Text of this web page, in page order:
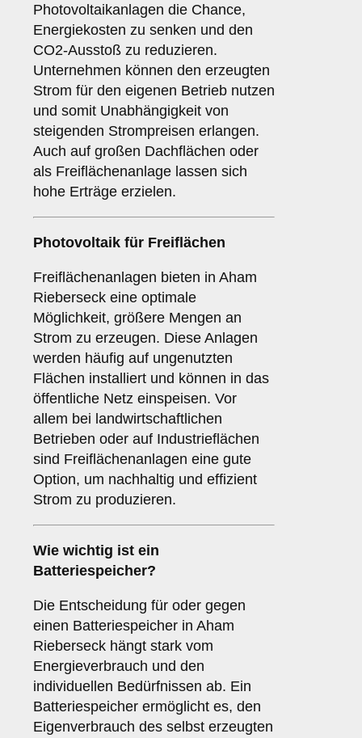
Photovoltaikanlagen die Chance,
Energiekosten zu senken und den
CO2-Ausstoß zu reduzieren.
Unternehmen können den erzeugten
Strom für den eigenen Betrieb nutzen
und somit Unabhängigkeit von
steigenden Strompreisen erlangen.
Auch auf großen Dachflächen oder
als Freiflächenanlage lassen sich
hohe Erträge erzielen.
Photovoltaik für Freiflächen
Freiflächenanlagen bieten in Aham
Rieberseck eine optimale
Möglichkeit, größere Mengen an
Strom zu erzeugen. Diese Anlagen
werden häufig auf ungenutzten
Flächen installiert und können in das
öffentliche Netz einspeisen. Vor
allem bei landwirtschaftlichen
Betrieben oder auf Industrieflächen
sind Freiflächenanlagen eine gute
Option, um nachhaltig und effizient
Strom zu produzieren.
Wie wichtig ist ein
Batteriespeicher?
Die Entscheidung für oder gegen
einen Batteriespeicher in Aham
Rieberseck hängt stark vom
Energieverbrauch und den
individuellen Bedürfnissen ab. Ein
Batteriespeicher ermöglicht es, den
Eigenverbrauch des selbst erzeugten